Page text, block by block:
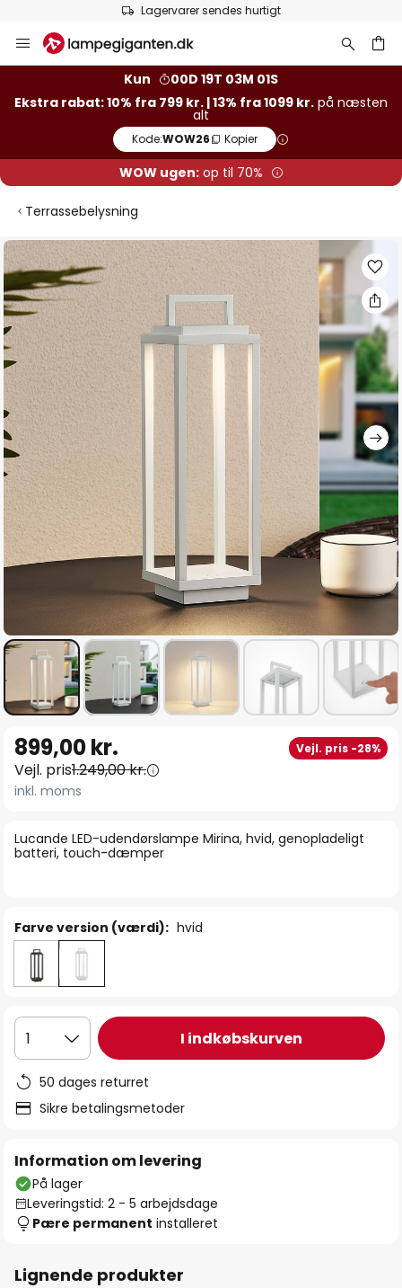
Lagervarer sendes hurtigt
to
Kun
00D 19T 03M 00S
Ekstra rabat: 10% fra 799 kr. | 13% fra 1099 kr. på næsten
alt
Kode:WOW26 Kopier
WOW ugen:op til 70%
Terrassebelysning
Gå
til
slutningen
af
billedgalleriet
starten
af
Lucande LED-udendørslampe Mirina, hvid, genopladeligt
batteri, touch-dæmper
899,00 kr. Vejl. pris -28%
Vejl. pris1.249,00 kr.
inkl. moms
Farve version (værdi): hvid
1 I indkøbskurven
50 dages returret
Sikre betalingsmetoder
Information om levering
På lager
Leveringstid: 2 - 5 arbejdsdage
Pære permanent installeret
Lignende produkter